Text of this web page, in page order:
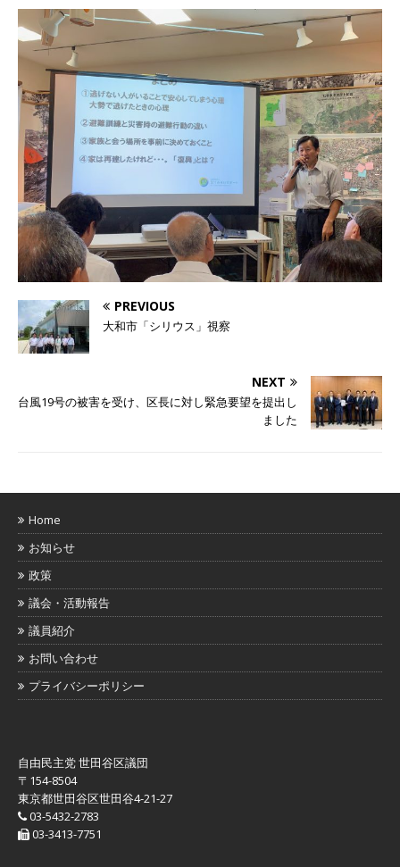
PREVIOUS
大和市「シリウス」視察
NEXT
台風19号の被害を受け、区長に対し緊急要望を提出し
ました
Home
お知らせ
政策
議会・活動報告
議員紹介
お問い合わせ
プライバシーポリシー
自由民主党 世田谷区議団
〒154-8504
東京都世田谷区世田谷4-21-27
03-5432-2783
03-3413-7751